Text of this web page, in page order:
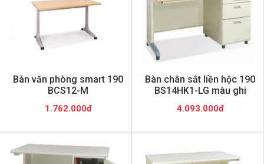
Bàn văn phòng smart 190
BCS12-M
1.762.000đ
Bàn chân sắt liền hộc 190
BS14HK1-LG màu ghi
4.093.000đ